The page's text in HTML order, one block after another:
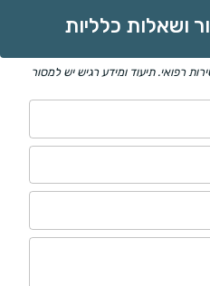
ושאלות כלליות
רפואי. תיעוד ומידע רגיש יש למסור